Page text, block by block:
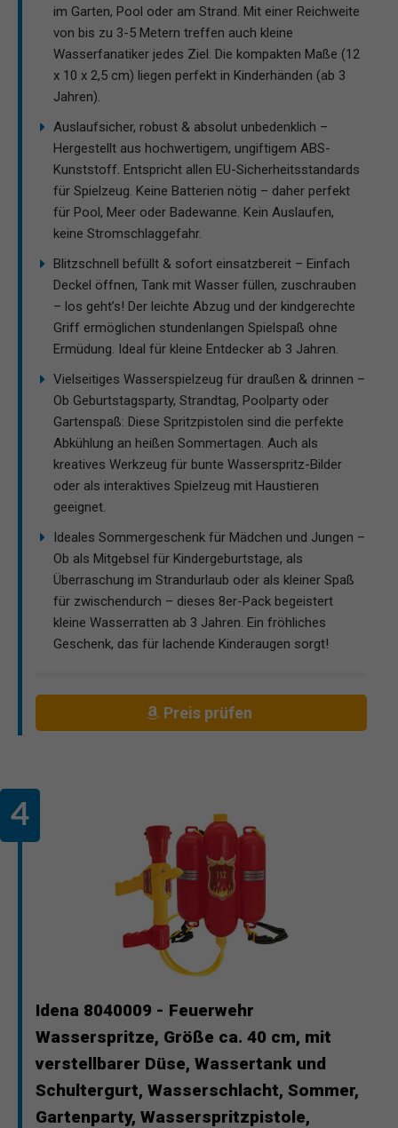
im Garten, Pool oder am Strand. Mit einer Reichweite
von bis zu 3-5 Metern treffen auch kleine
Wasserfanatiker jedes Ziel. Die kompakten Maße (12
x 10 x 2,5 cm) liegen perfekt in Kinderhänden (ab 3
Jahren).
Auslaufsicher, robust & absolut unbedenklich –
Hergestellt aus hochwertigem, ungiftigem ABS-
Kunststoff. Entspricht allen EU-Sicherheitsstandards
für Spielzeug. Keine Batterien nötig – daher perfekt
für Pool, Meer oder Badewanne. Kein Auslaufen,
keine Stromschlaggefahr.
Blitzschnell befüllt & sofort einsatzbereit – Einfach
Deckel öffnen, Tank mit Wasser füllen, zuschrauben
– los geht’s! Der leichte Abzug und der kindgerechte
Griff ermöglichen stundenlangen Spielspaß ohne
Ermüdung. Ideal für kleine Entdecker ab 3 Jahren.
Vielseitiges Wasserspielzeug für draußen & drinnen –
Ob Geburtstagsparty, Strandtag, Poolparty oder
Gartenspaß: Diese Spritzpistolen sind die perfekte
Abkühlung an heißen Sommertagen. Auch als
kreatives Werkzeug für bunte Wasserspritz-Bilder
oder als interaktives Spielzeug mit Haustieren
geeignet.
Ideales Sommergeschenk für Mädchen und Jungen –
Ob als Mitgebsel für Kindergeburtstage, als
Überraschung im Strandurlaub oder als kleiner Spaß
für zwischendurch – dieses 8er-Pack begeistert
kleine Wasserratten ab 3 Jahren. Ein fröhliches
Geschenk, das für lachende Kinderaugen sorgt!
Preis prüfen
Idena 8040009 - Feuerwehr
Wasserspritze, Größe ca. 40 cm, mit
verstellbarer Düse, Wassertank und
Schultergurt, Wasserschlacht, Sommer,
Gartenparty, Wasserspritzpistole,